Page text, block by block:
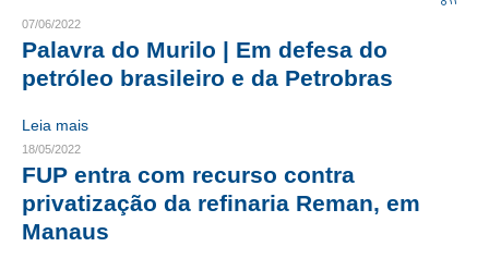
CRESCE BRASIL
CONSELHO TECNOLÓGICO
HISTÓRICO E ATUAÇÃO
COMPOSIÇÃO
CONSELHOS ASSESSORES
07/06/2022
Palavra do Murilo | Em defesa do
petróleo brasileiro e da Petrobras
Leia mais
18/05/2022
FUP entra com recurso contra
privatização da refinaria Reman, em
Manaus